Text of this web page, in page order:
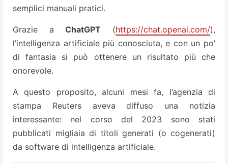
semplici manuali pratici.
Grazie aChatGPT (https://chat.openai.com/),
l’intelligenza artificiale più conosciuta, e con un po’
di fantasia si può ottenere un risultato più che
onorevole.
A questo proposito, alcuni mesi fa, l’agenzia di
stampa Reuters aveva diffuso una notizia
interessante: nel corso del 2023 sono stati
pubblicati migliaia di titoli generati (o cogenerati)
da software di intelligenza artificiale.